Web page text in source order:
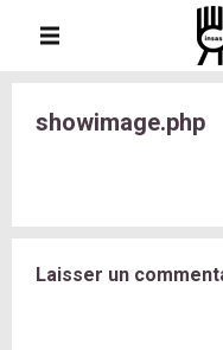
showimage.php
Laisser un